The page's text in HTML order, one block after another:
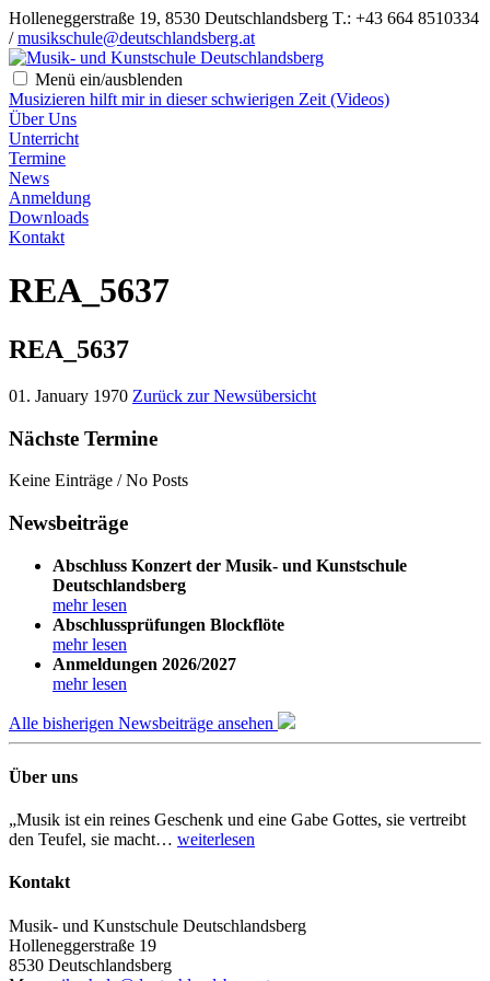
Holleneggerstraße 19, 8530 Deutschlandsberg T.: +43 664 8510334
/musikschule@deutschlandsberg.at
Menü ein/ausblenden
Musizieren hilft mir in dieser schwierigen Zeit (Videos)
Über Uns
Unterricht
Termine
News
Anmeldung
Downloads
Kontakt
REA_5637
REA_5637
01. January 1970 Zurück zur Newsübersicht
Nächste Termine
Keine Einträge / No Posts
Newsbeiträge
Abschluss Konzert der Musik- und Kunstschule
Deutschlandsberg
mehr lesen
Abschlussprüfungen Blockflöte
mehr lesen
Anmeldungen 2026/2027
mehr lesen
Alle bisherigen Newsbeiträge ansehen
Über uns
„Musik ist ein reines Geschenk und eine Gabe Gottes, sie vertreibt
den Teufel, sie macht… weiterlesen
Kontakt
Musik- und Kunstschule Deutschlandsberg
Holleneggerstraße 19
8530 Deutschlandsberg